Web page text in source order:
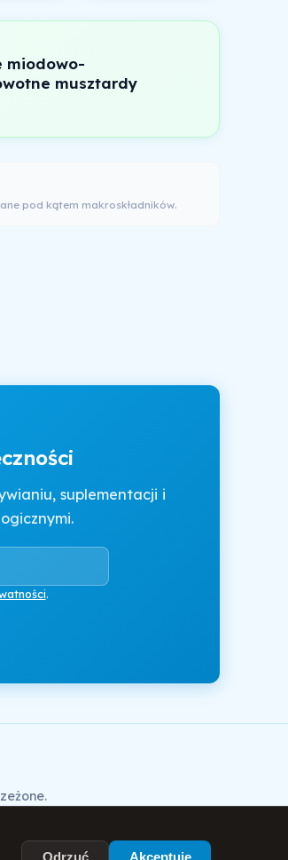
miodowo-
musztardy
pod kątem makroskładników.
suplementacji i
.
Odrzuć Akceptuję